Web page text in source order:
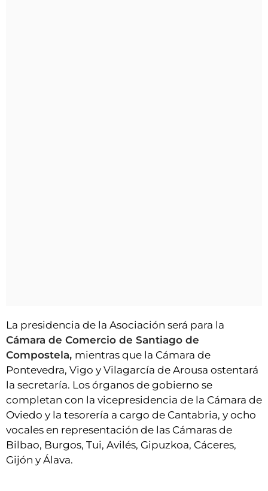
La presidencia de la Asociación será para la
Cámara de Comercio de Santiago de
Compostela, mientras que la Cámara de
Pontevedra, Vigo y Vilagarcía de Arousa ostentará
la secretaría. Los órganos de gobierno se
completan con la vicepresidencia de la Cámara de
Oviedo y la tesorería a cargo de Cantabria, y ocho
vocales en representación de las Cámaras de
Bilbao, Burgos, Tui, Avilés, Gipuzkoa, Cáceres,
Gijón y Álava.